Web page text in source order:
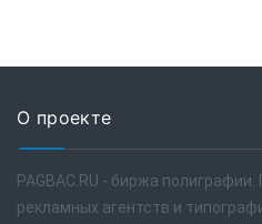
О проекте
PAGBAC.RU - биржа полиграфии.
рекламных агентств и